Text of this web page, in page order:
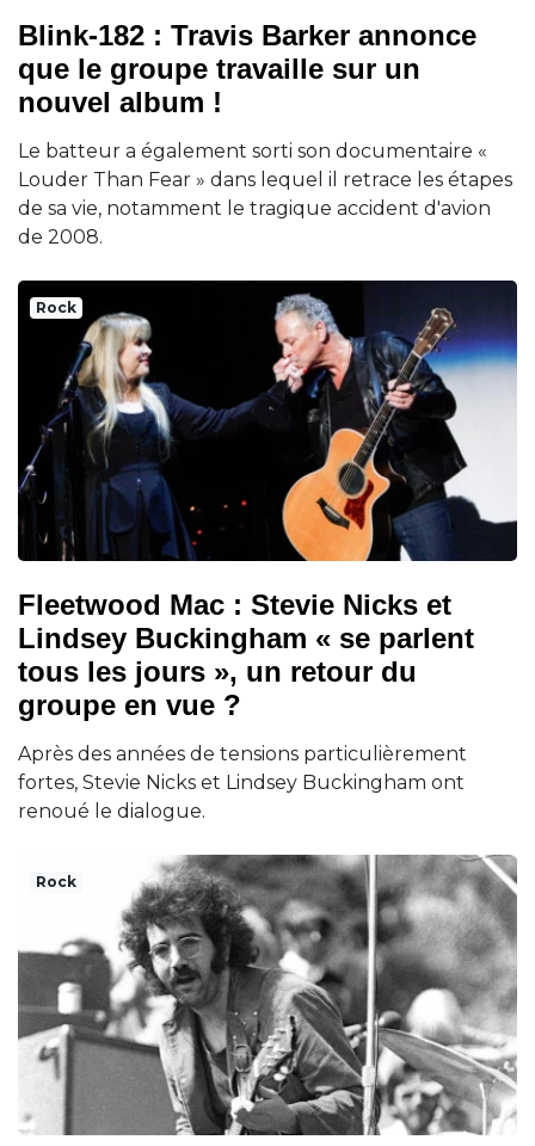
Blink-182 : Travis Barker annonce
que le groupe travaille sur un
nouvel album !
Le batteur a également sorti son documentaire «
Louder Than Fear » dans lequel il retrace les étapes
de sa vie, notamment le tragique accident d'avion
de 2008.
Rock
Fleetwood Mac : Stevie Nicks et
Lindsey Buckingham « se parlent
tous les jours », un retour du
groupe en vue ?
Après des années de tensions particulièrement
fortes, Stevie Nicks et Lindsey Buckingham ont
renoué le dialogue.
Rock